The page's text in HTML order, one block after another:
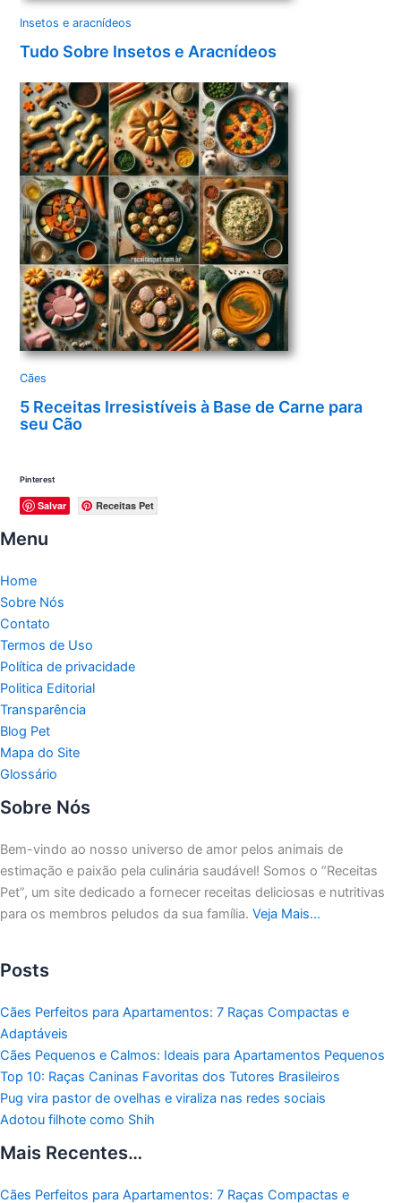
Insetos e aracnídeos
Tudo Sobre Insetos e Aracnídeos
Cães
5 Receitas Irresistíveis à Base de Carne para
seu Cão
Pinterest
Salvar Receitas Pet
Menu
Home
Sobre Nós
Contato
Termos de Uso
Política de privacidade
Politica Editorial
Transparência
Blog Pet
Mapa do Site
Glossário
Sobre Nós
Bem-vindo ao nosso universo de amor pelos animais de
estimação e paixão pela culinária saudável! Somos o “Receitas
Pet”, um site dedicado a fornecer receitas deliciosas e nutritivas
para os membros peludos da sua família. Veja Mais…
Posts
Cães Perfeitos para Apartamentos: 7 Raças Compactas e
Adaptáveis
Cães Pequenos e Calmos: Ideais para Apartamentos Pequenos
Top 10: Raças Caninas Favoritas dos Tutores Brasileiros
Pug vira pastor de ovelhas e viraliza nas redes sociais
Adotou filhote como Shih
Mais Recentes…
Cães Perfeitos para Apartamentos: 7 Raças Compactas e